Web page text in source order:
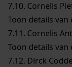
7.10. Cornelis
Toon details van
7.11. Cornelis
Toon details van
7.12. Dirck